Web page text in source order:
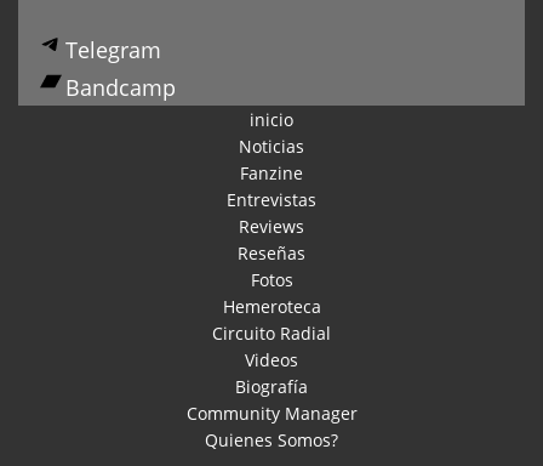
Telegram
Bandcamp
inicio
Noticias
Fanzine
Entrevistas
Reviews
Reseñas
Fotos
Hemeroteca
Circuito Radial
Videos
Biografía
Community Manager
Quienes Somos?